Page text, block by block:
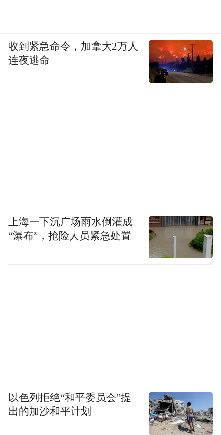
收到紧急命令，加拿大2万人
连夜逃命
上海一下沉广场雨水倒灌成
“瀑布”，抢险人员紧急处置
以色列拒绝“和平委员会”提
出的加沙和平计划